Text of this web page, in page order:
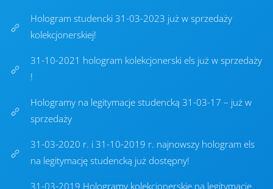
Hologram studencki 31-03-2023 już w sprzedaży
kolekcjonerskiej!
31-10-2021 hologram kolekcjonerski els już w sprzedaży
!
Hologramy na legitymacje studencką 31-03-17 – już w
sprzedaży
31-03-2020 r. i 31-10-2019 r. najnowszy hologram els
na legitymację studencką już dostępny!
31-03-2019 Hologramy kolekcjonerskie na legitymacje